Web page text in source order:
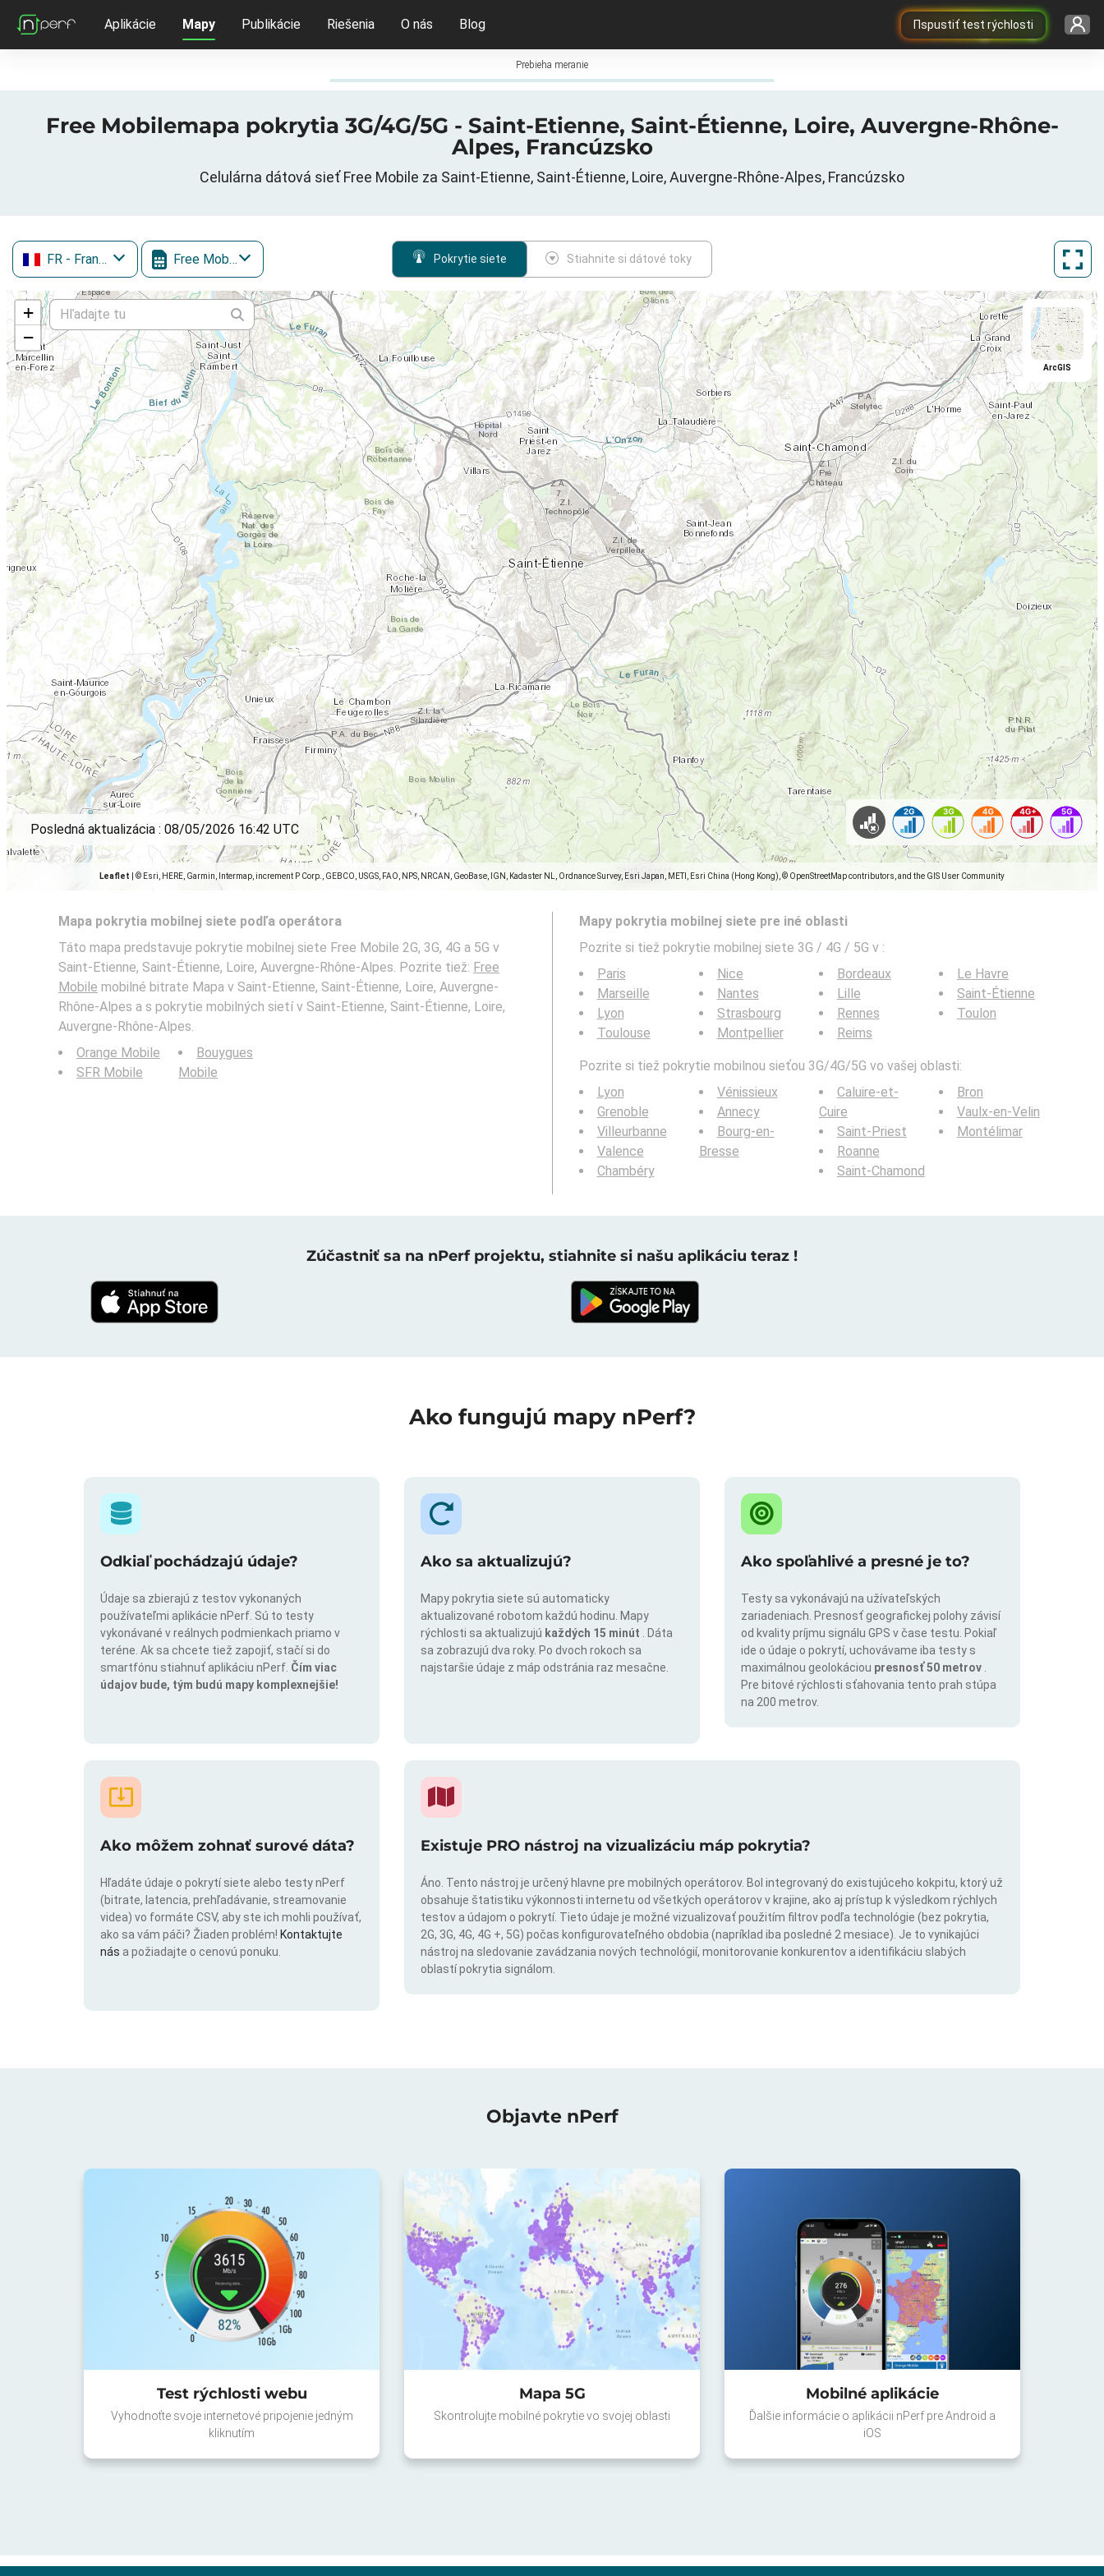
Пspustiť test rýchlosti
Aplikácie Mapy Publikácie Riešenia O nás Blog
Prebieha meranie
Free Mobilemapa pokrytia 3G/4G/5G - Saint-Etienne, Saint-Étienne, Loire, Auvergne-Rhône-
Alpes, Francúzsko
Celulárna dátová sieť Free Mobile za Saint-Etienne, Saint-Étienne, Loire, Auvergne-Rhône-Alpes, Francúzsko
FR - Francúzsko Free Mobile Pokrytie siete Stiahnite si dátové toky
+
−
Leaflet © Esri, HERE, Garmin, Intermap, increment P Corp., GEBCO, USGS, FAO, NPS, NRCAN, GeoBase, IGN, Kadaster NL, Ordnance Survey, Esri Japan, METI, Esri China (Hong Kong), © OpenStreetMap contributors, and the GIS User Community
ArcGIS
Posledná aktualizácia : 08/05/2026 16:42 UTC
Mapa pokrytia mobilnej siete podľa operátora
Táto mapa predstavuje pokrytie mobilnej siete Free Mobile 2G, 3G, 4G a 5G v
Saint-Etienne, Saint-Étienne, Loire, Auvergne-Rhône-Alpes. Pozrite tiež: Free
Mobile mobilné bitrate Mapa v Saint-Etienne, Saint-Étienne, Loire, Auvergne-
Rhône-Alpes a s pokrytie mobilných sietí v Saint-Etienne, Saint-Étienne, Loire,
Auvergne-Rhône-Alpes.
Orange Mobile
SFR Mobile
Bouygues
Mobile
Mapy pokrytia mobilnej siete pre iné oblasti
Pozrite si tiež pokrytie mobilnej siete 3G / 4G / 5G v :
Paris
Marseille
Lyon
Toulouse
Nice
Nantes
Strasbourg
Montpellier
Bordeaux
Lille
Rennes
Reims
Le Havre
Saint-Étienne
Toulon
Pozrite si tiež pokrytie mobilnou sieťou 3G/4G/5G vo vašej oblasti:
Lyon
Grenoble
Villeurbanne
Valence
Chambéry
Vénissieux
Annecy
Bourg-en-
Bresse
Caluire-et-
Cuire
Saint-Priest
Roanne
Saint-Chamond
Bron
Vaulx-en-Velin
Montélimar
Zúčastniť sa na nPerf projektu, stiahnite si našu aplikáciu teraz !
Ako fungujú mapy nPerf?
Odkiaľ pochádzajú údaje?
Údaje sa zbierajú z testov vykonaných
používateľmi aplikácie nPerf. Sú to testy
vykonávané v reálnych podmienkach priamo v
teréne. Ak sa chcete tiež zapojiť, stačí si do
smartfónu stiahnuť aplikáciu nPerf. Čím viac
údajov bude, tým budú mapy komplexnejšie!
Ako sa aktualizujú?
Mapy pokrytia siete sú automaticky
aktualizované robotom každú hodinu. Mapy
rýchlosti sa aktualizujú každých 15 minút
. Dáta
sa zobrazujú dva roky. Po dvoch rokoch sa
najstaršie údaje z máp odstránia raz mesačne.
Ako spoľahlivé a presné je to?
Testy sa vykonávajú na užívateľských
zariadeniach. Presnosť geografickej polohy závisí
od kvality príjmu signálu GPS v čase testu. Pokiaľ
ide o údaje o pokrytí, uchovávame iba testy s
maximálnou geolokáciou presnosť 50 metrov
Pre bitové rýchlosti sťahovania tento prah stúpa
na 200 metrov.
Ako môžem zohnať surové dáta?
Hľadáte údaje o pokrytí siete alebo testy nPerf
(bitrate, latencia, prehľadávanie, streamovanie
videa) vo formáte CSV, aby ste ich mohli používať,
ako sa vám páči? Žiaden problém! Kontaktujte
nás a požiadajte o cenovú ponuku.
Existuje PRO nástroj na vizualizáciu máp pokrytia?
Áno. Tento nástroj je určený hlavne pre mobilných operátorov. Bol integrovaný do existujúceho kokpitu, ktorý už
obsahuje štatistiku výkonnosti internetu od všetkých operátorov v krajine, ako aj prístup k výsledkom rýchlych
testov a údajom o pokrytí. Tieto údaje je možné vizualizovať použitím filtrov podľa technológie (bez pokrytia,
2G, 3G, 4G, 4G +, 5G) počas konfigurovateľného obdobia (napríklad iba posledné 2 mesiace). Je to vynikajúci
nástroj na sledovanie zavádzania nových technológií, monitorovanie konkurentov a identifikáciu slabých
oblastí pokrytia signálom.
Objavte nPerf
Test rýchlosti webu
Vyhodnoťte svoje internetové pripojenie jedným
kliknutím
Mapa 5G
Skontrolujte mobilné pokrytie vo svojej oblasti
Mobilné aplikácie
Ďalšie informácie o aplikácii nPerf pre Android a
iOS